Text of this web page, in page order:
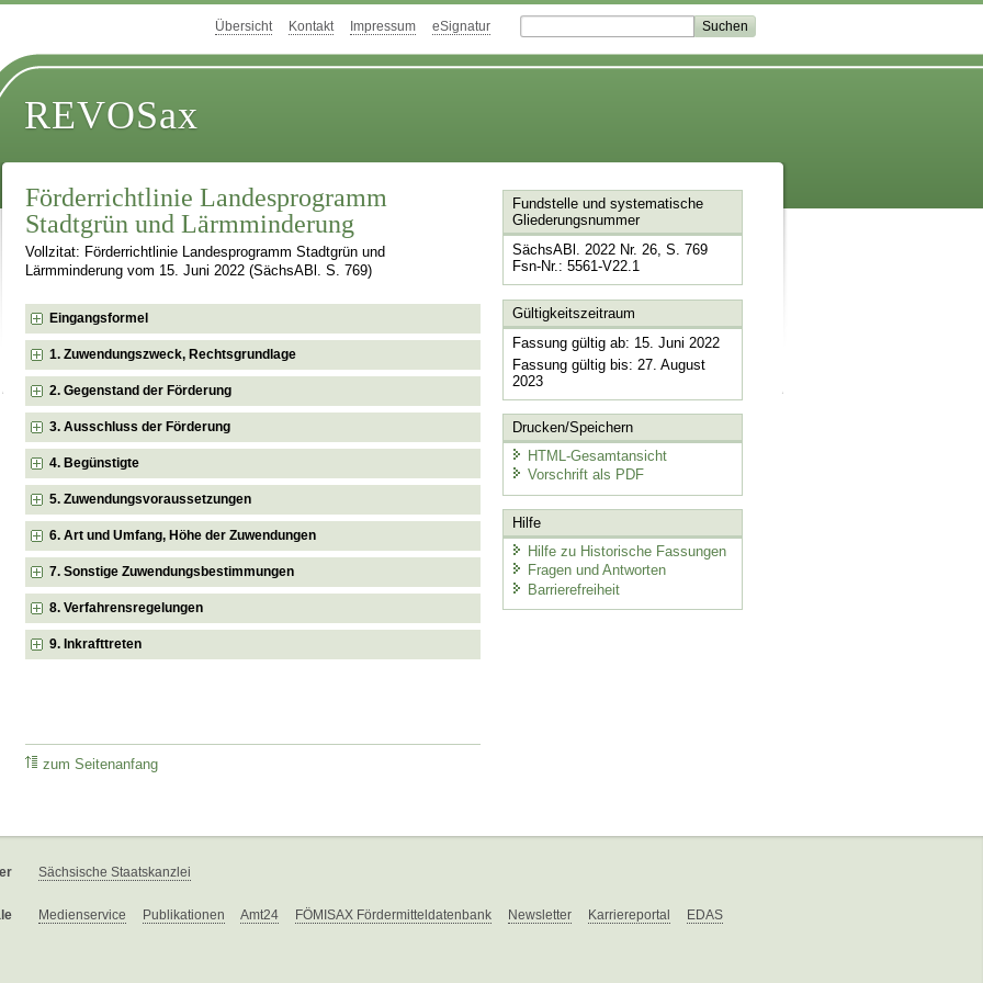
Übersicht Kontakt Impressum eSignatur
REVOSax
Förderrichtlinie Landesprogramm
Stadtgrün und Lärmminderung
Vollzitat: Förderrichtlinie Landesprogramm Stadtgrün und
Lärmminderung vom 15. Juni 2022 (SächsABl. S. 769)
Eingangsformel
1. Zuwendungszweck, Rechtsgrundlage
2. Gegenstand der Förderung
3. Ausschluss der Förderung
4. Begünstigte
5. Zuwendungsvoraussetzungen
6. Art und Umfang, Höhe der Zuwendungen
7. Sonstige Zuwendungsbestimmungen
8. Verfahrensregelungen
9. Inkrafttreten
zum Seitenanfang
Fundstelle und systematische
Gliederungsnummer
SächsABl. 2022 Nr. 26, S. 769
Fsn-Nr.: 5561-V22.1
Gültigkeitszeitraum
Fassung gültig ab: 15. Juni 2022
Fassung gültig bis: 27. August
2023
Drucken/Speichern
HTML-Gesamtansicht
Vorschrift als PDF
Hilfe
Hilfe zu Historische Fassungen
Fragen und Antworten
Barrierefreiheit
Sächsische Staatskanzlei
Medienservice Publikationen Amt24 FÖMISAX Fördermitteldatenbank Newsletter Karriereportal EDAS